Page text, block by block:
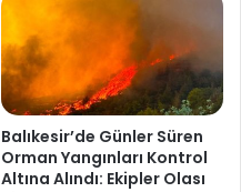
Balıkesir’de Günler Süren
Orman Yangınları Kontrol
Altına Alındı: Ekipler Olası